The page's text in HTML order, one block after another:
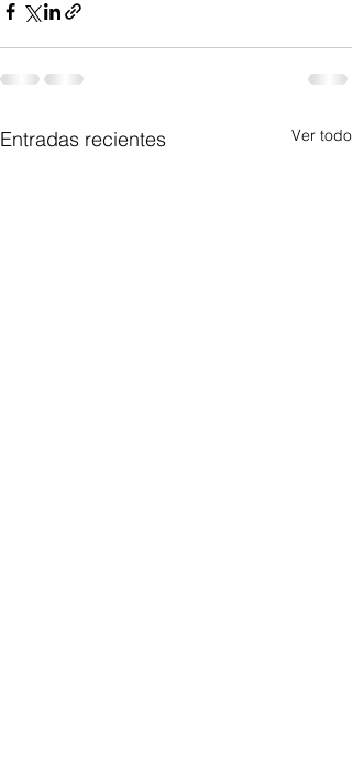
Entradas recientes Ver todo